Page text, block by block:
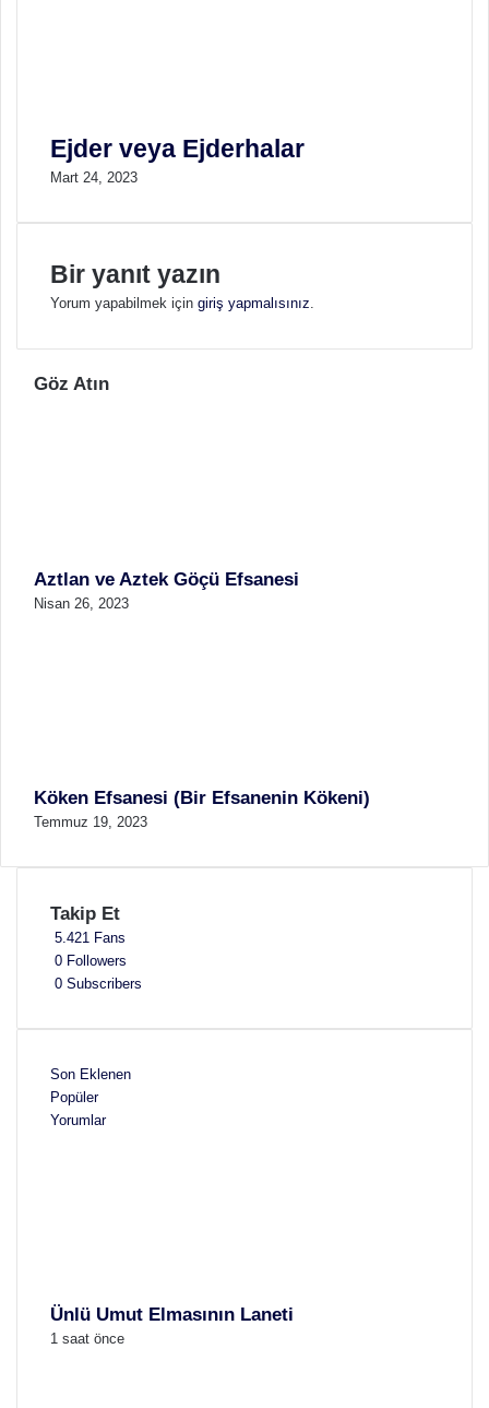
Ejder veya Ejderhalar
Mart 24, 2023
Bir yanıt yazın
Yorum yapabilmek için giriş yapmalısınız.
Göz Atın
Aztlan ve Aztek Göçü Efsanesi
Nisan 26, 2023
Köken Efsanesi (Bir Efsanenin Kökeni)
Temmuz 19, 2023
Takip Et
5.421 Fans
0 Followers
0 Subscribers
Son Eklenen
Popüler
Yorumlar
Ünlü Umut Elmasının Laneti
1 saat önce